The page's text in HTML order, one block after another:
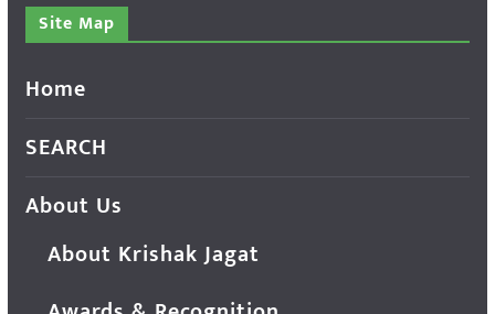
Site Map
Home
SEARCH
About Us
About Krishak Jagat